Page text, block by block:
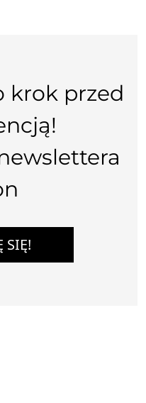
krok przed
SIĘ!